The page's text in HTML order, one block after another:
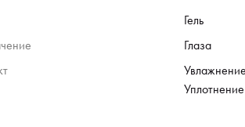
Гель
Глаза
Уплотнение